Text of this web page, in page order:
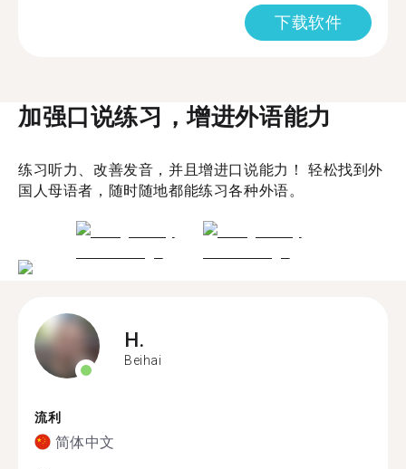
下载软件
加强口说练习，增进外语能力
练习听力、改善发音，并且增进口说能力！ 轻松找到外
国人母语者，随时随地都能练习各种外语。
H.
Beihai
流利
简体中文